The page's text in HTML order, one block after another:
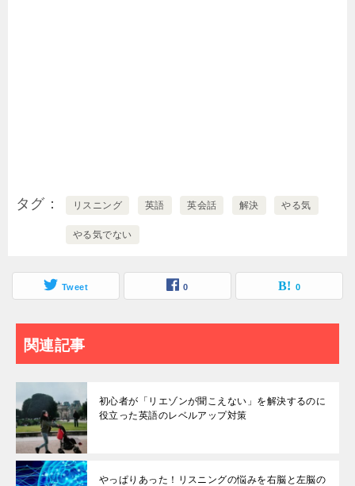
タグ リスニング 英語 英会話 解決 やる気
やる気でない
Tweet 0 0
関連記事
初心者が「リエゾンが聞こえない」を解決するのに
役立った英語のレベルアップ対策
やっぱりあった！リスニングの悩みを右脳と左脳の